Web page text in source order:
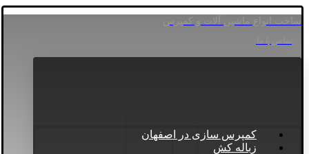
ساخت انواع ماشین آلات و کمپرس
کمپرس سازی در اصفهان
زباله کش